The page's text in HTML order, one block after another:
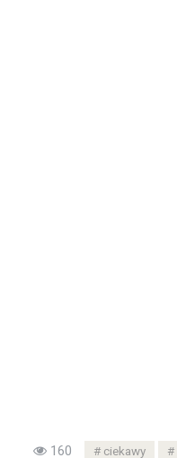
160 ciekawy